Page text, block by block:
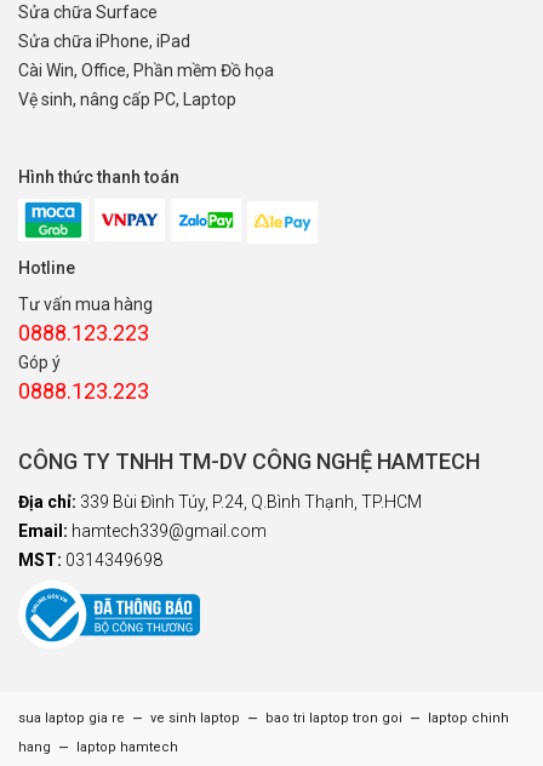
Sửa chữa Surface
Sửa chữa iPhone, iPad
Cài Win, Office, Phần mềm Đồ họa
Vệ sinh, nâng cấp PC, Laptop
Hình thức thanh toán
Hotline
Tư vấn mua hàng
0888.123.223
Góp ý
0888.123.223
CÔNG TY TNHH TM-DV CÔNG NGHỆ HAMTECH
Địa chỉ: 339 Bùi Đình Túy, P.24, Q.Bình Thạnh, TP.HCM
Email: hamtech339@gmail.com
MST: 0314349698
sua laptop gia re – ve sinh laptop – bao tri laptop tron goi –
laptop chinh
hang
– laptop hamtech